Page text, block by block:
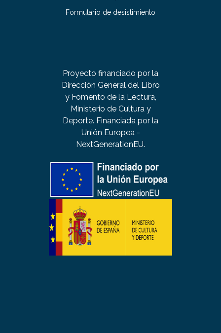
Formulario de desistimiento
Proyecto financiado por la
Dirección General del Libro
y Fomento de la Lectura,
Ministerio de Cultura y
Deporte. Financiada por la
Unión Europea -
NextGenerationEU.